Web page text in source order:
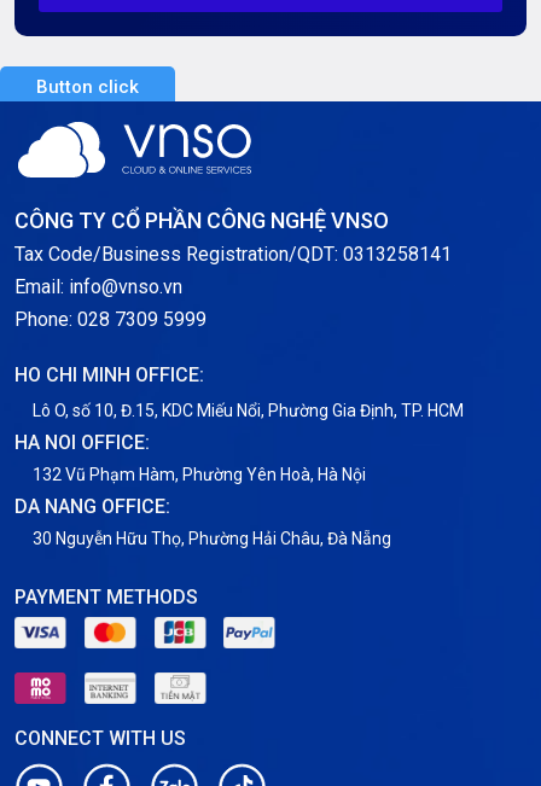
Server Dedicated (Máy chủ riêng)
Server GPU
Server Windows
Notification
Thông tin chung
Tin tức
Button click
CÔNG TY CỔ PHẦN CÔNG NGHỆ VNSO
Tax Code/Business Registration/QDT: 0313258141
Email: info@vnso.vn
Phone: 028 7309 5999
HO CHI MINH OFFICE:
Lô O, số 10, Đ.15, KDC Miếu Nổi, Phường Gia Định, TP. HCM
HA NOI OFFICE:
132 Vũ Phạm Hàm, Phường Yên Hoà, Hà Nội
DA NANG OFFICE:
30 Nguyễn Hữu Thọ, Phường Hải Châu, Đà Nẵng
PAYMENT METHODS
CONNECT WITH US